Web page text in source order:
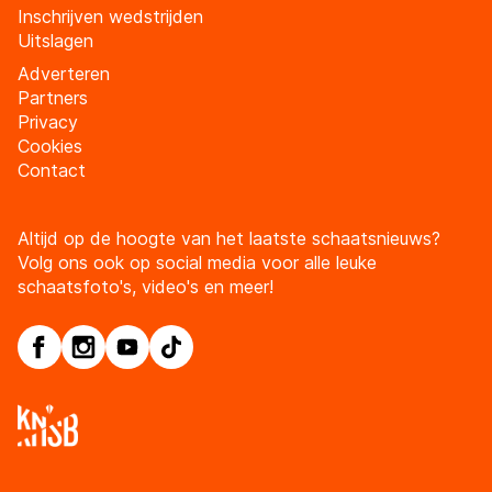
Inschrijven wedstrijden
Uitslagen
Adverteren
Partners
Privacy
Cookies
Contact
Altijd op de hoogte van het laatste schaatsnieuws?
Volg ons ook op social media voor alle leuke
schaatsfoto's, video's en meer!